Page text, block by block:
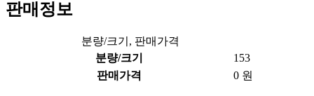
판매정보
분량/크기, 판매가격
분량/크기
153
판매가격
0 원